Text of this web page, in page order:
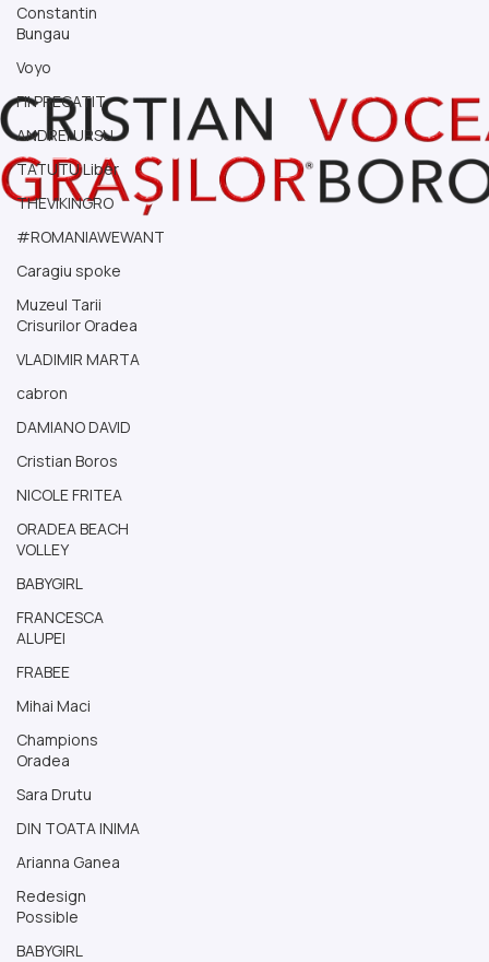
Constantin
Bungau
Voyo
FII PREGATIT
ANDREI URSU
TATUTU Liber
THEVIKINGRO
#ROMANIAWEWANT
Caragiu spoke
Muzeul Tarii
Crisurilor Oradea
VLADIMIR MARTA
cabron
DAMIANO DAVID
Cristian Boros
NICOLE FRITEA
ORADEA BEACH
VOLLEY
BABYGIRL
FRANCESCA
ALUPEI
FRABEE
Mihai Maci
Champions
Oradea
Sara Drutu
DIN TOATA INIMA
Arianna Ganea
Redesign
Possible
BABYGIRL